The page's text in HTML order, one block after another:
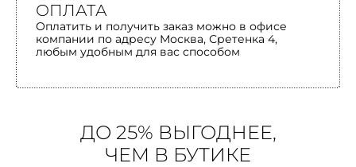
ОПЛАТА
Оплатить и получить заказ можно в офисе
компании по адресу Москва, Сретенка 4,
любым удобным для вас способом
ДО 25% ВЫГОДНЕЕ,
ЧЕМ В БУТИКЕ